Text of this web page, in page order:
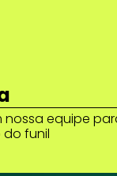
nossa equipe
funil